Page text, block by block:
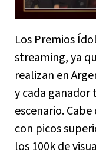
Los Premios
streaming, ya
realizan en
y cada
escenario.
con picos
los 100k de